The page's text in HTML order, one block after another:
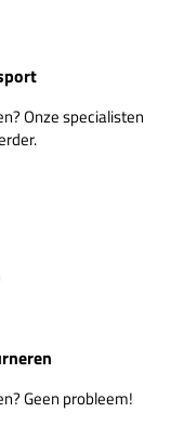
Onze specialisten
Geen probleem!